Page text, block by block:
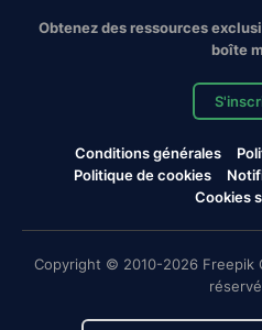
Obtenez des ressources
boîte
Conditions générales
Politique de cookies
Cookies
Copyright © 2010-2026 Freepik